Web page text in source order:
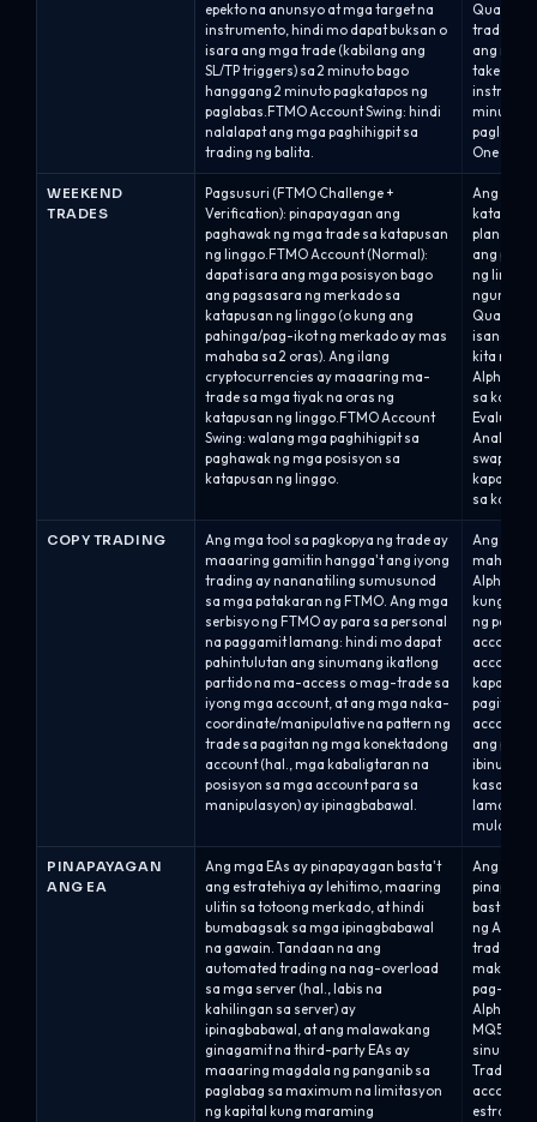
epekto na anunsyo at mga target na
instrumento, hindi mo dapat buksan o
isara ang mga trade (kabilang ang
SL/TP triggers) sa 2 minuto bago
hanggang 2 minuto pagkatapos ng
paglabas.FTMO Account Swing: hindi
nalalapat ang mga paghihigpit sa
trading ng balita.
trade
ang mga
take-
minuto
paglabas
One /
WEEKEND
TRADES
Pagsusuri (FTMO Challenge +
Verification): pinapayagan ang
paghawak ng mga trade sa katapusan
ng linggo.FTMO Account (Normal):
dapat isara ang mga posisyon bago
ang pagsasara ng merkado sa
katapusan ng linggo (o kung ang
pahinga/pag-ikot ng merkado ay mas
mahaba sa 2 oras). Ang ilang
cryptocurrencies ay maaaring ma-
trade sa mga tiyak na oras ng
katapusan ng linggo.FTMO Account
Swing: walang mga paghihigpit sa
paghawak ng mga posisyon sa
katapusan ng linggo.
Ang mga
plano at
ang
ng linggo
ngunit
Qualified
isang
kita na
Alpha
sa
Analyst
swap/
kapag
sa
COPY TRADING
Ang mga tool sa pagkopya ng trade ay
maaaring gamitin hangga't ang iyong
trading ay nananatiling sumusunod
sa mga patakaran ng FTMO. Ang mga
serbisyo ng FTMO ay para sa personal
na paggamit lamang: hindi mo dapat
pahintulutan ang sinumang ikatlong
partido na ma-access o mag-trade sa
iyong mga account, at ang mga naka-
coordinate/manipulative na pattern ng
trade sa pagitan ng mga konektadong
account (hal., mga kabaligtaran na
posisyon sa mga account para sa
manipulasyon) ay ipinagbabawal.
Ang copy
mahigpit
Alpha
kung
ng
account
account/
kapag
pagitan
accounts
ang
lamang;
mula sa
PINAPAYAGAN
ANG EA
Ang mga EAs ay pinapayagan basta't
ang estratehiya ay lehitimo, maaring
ulitin sa totoong merkado, at hindi
bumabagsak sa mga ipinagbabawal
na gawain. Tandaan na ang
automated trading na nag-overload
sa mga server (hal., labis na
kahilingan sa server) ay
ipinagbabawal, at ang malawakang
ginagamit na third-party EAs ay
maaaring magdala ng panganib sa
paglabag sa maximum na limitasyon
ng kapital kung maraming
Ang mga
basta't
ng Alpha
trader
makipag-
pag-
Alpha
MQ5
account.